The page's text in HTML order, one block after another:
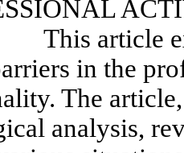
article
in the
The
analysis,